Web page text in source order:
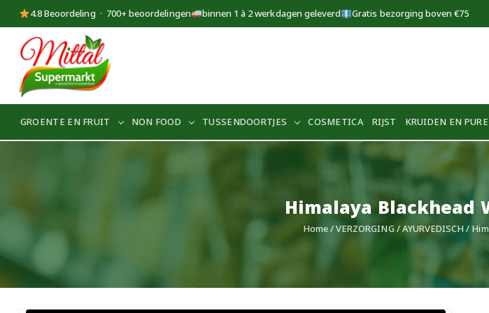
4.8 Beoordeling · 700+ beoordelingen binnen 1 à 2 werkdagen geleverd Gratis bezorging boven €75
Supermarkt
Mittal
GROENTE EN FRUIT NON FOOD TUSSENDOORTJES COSMETICA RIJST KRUIDEN EN
Himalaya Blackhead
Home/VERZORGING/AYURVEDISCH/